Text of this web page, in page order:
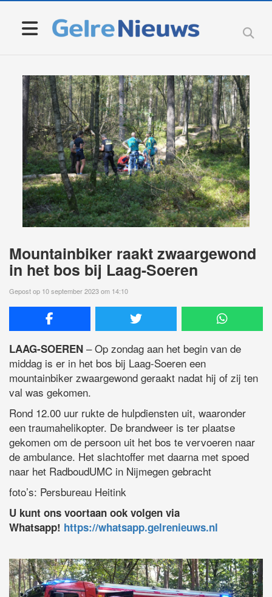
Mountainbiker raakt zwaargewond
in het bos bij Laag-Soeren
Gepost op 10 september 2023 om 14:10
LAAG-SOEREN – Op zondag aan het begin van de
middag is er in het bos bij Laag-Soeren een
mountainbiker zwaargewond geraakt nadat hij of zij ten
val was gekomen.
Rond 12.00 uur rukte de hulpdiensten uit, waaronder
een traumahelikopter. De brandweer is ter plaatse
gekomen om de persoon uit het bos te vervoeren naar
de ambulance. Het slachtoffer met daarna met spoed
naar het RadboudUMC in Nijmegen gebracht
foto’s: Persbureau Heitink
U kunt ons voortaan ook volgen via
Whatsapp! https://whatsapp.gelrenieuws.nl